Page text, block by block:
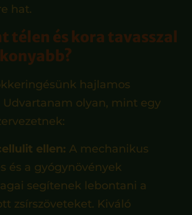
hat.
télen és kora tavasszal
hajlamos
Udvartanam olyan, mint egy
ellen: A mechanikus
és a gyógynövények
segítenek lebontani a
zsírszöveteket. Kiváló